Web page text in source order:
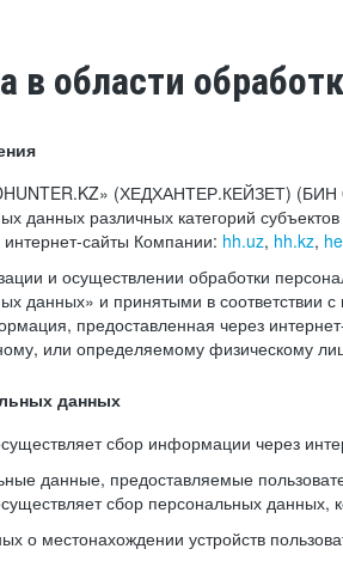
в области
(ХЕДХАНТЕР.КЕЙЗЕТ) (БИН
данных различных категорий
сайты Компании: hh.uz, hh.kz,
и осуществлении обработки
данных» и принятыми в
предоставленная через
или определяемому физическому
данных
сбор информации через
данные, предоставляемые
сбор персональных данных,
о местонахождении устройств